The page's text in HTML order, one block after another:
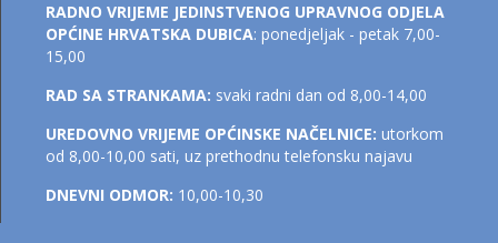
RADNO VRIJEME JEDINSTVENOG UPRAVNOG ODJELA
OPĆINE HRVATSKA DUBICA: ponedjeljak - petak 7,00-
15,00
RAD SA STRANKAMA: svaki radni dan od 8,00-14,00
UREDOVNO VRIJEME OPĆINSKE NAČELNICE: utorkom
od 8,00-10,00 sati, uz prethodnu telefonsku najavu
DNEVNI ODMOR: 10,00-10,30